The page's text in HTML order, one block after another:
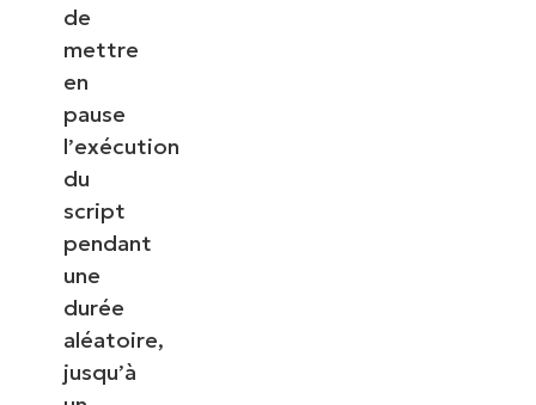
de
mettre
en
pause
l’exécution
du
script
pendant
une
durée
aléatoire,
jusqu’à